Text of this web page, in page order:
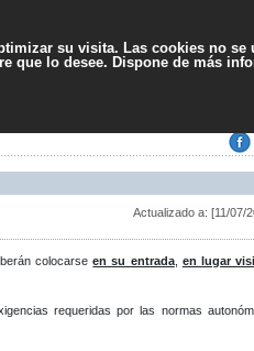
su visita. Las cookies no se
que lo desee. Dispone de más
Actualizado a: [11/07/
colocarseen su entrada, en lugar
requeridas por las normas